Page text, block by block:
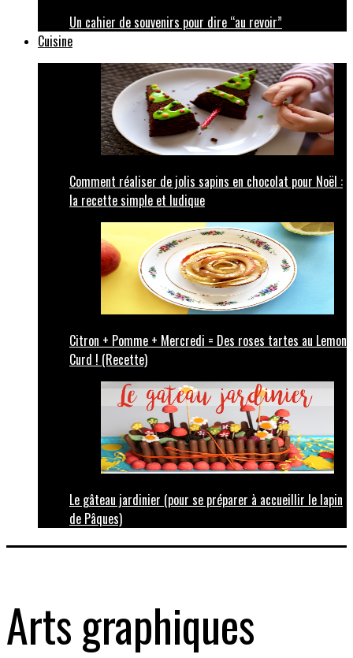
Un cahier de souvenirs pour dire “au revoir”
Cuisine
Comment réaliser de jolis sapins en chocolat pour Noël :
la recette simple et ludique
Citron + Pomme + Mercredi = Des roses tartes au Lemon
Curd ! (Recette)
Le gâteau jardinier (pour se préparer à accueillir le lapin
de Pâques)
Arts graphiques